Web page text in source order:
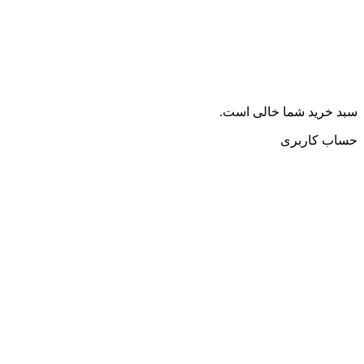
سبد خرید شما خالی است.
حساب کاربری